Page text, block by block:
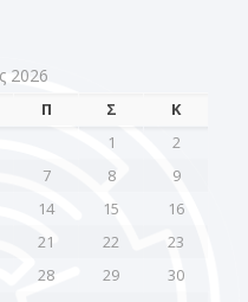
2026
Π Σ
Κ
1
2
7 8
9
14 15
16
21 22
23
28 29
30